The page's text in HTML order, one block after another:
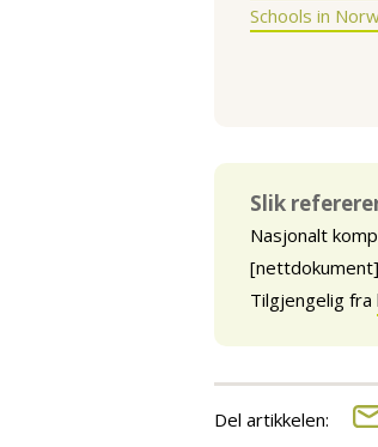
Schools in
Slik
Nasjonalt
Tilgjengelig fra
Del artikkelen: